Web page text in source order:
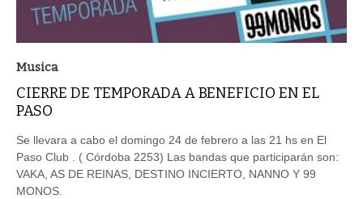
Musica
CIERRE DE TEMPORADA A BENEFICIO EN EL
PASO
Se llevara a cabo el domingo 24 de febrero a las 21 hs en El
Paso Club . ( Córdoba 2253) Las bandas que participarán son:
VAKA, AS DE REINAS, DESTINO INCIERTO, NANNO Y 99
MONOS.